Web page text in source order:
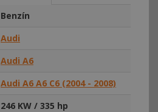
Benzín
Audi
Audi A6
Audi A6 A6 C6 (2004 - 2008)
246 KW / 335 hp